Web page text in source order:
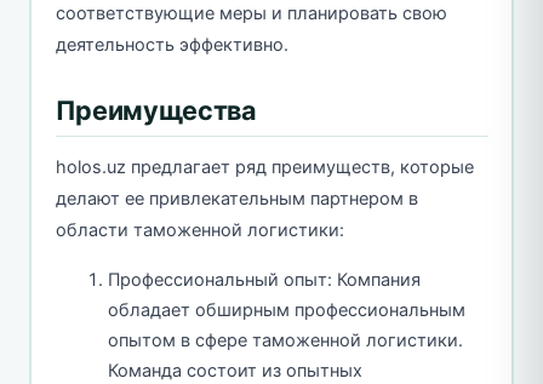
соответствующие меры и планировать свою
деятельность эффективно.
Преимущества
holos.uz предлагает ряд преимуществ, которые
делают ее привлекательным партнером в
области таможенной логистики:
Профессиональный опыт: Компания
обладает обширным профессиональным
опытом в сфере таможенной логистики.
Команда состоит из опытных